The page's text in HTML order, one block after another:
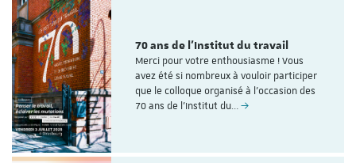
70 ans de l'Institut du travail
Merci pour votre enthousiasme ! Vous
avez été si nombreux à vouloir participer
que le colloque organisé à l'occasion des
70 ans de l’Institut du…